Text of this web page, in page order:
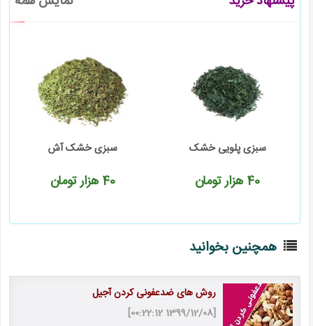
سبزی پلویی خشک
40هزار تومان
سبزی خشک آش
40 هزار تومان
همچنین بخوانید
روش های ضدعفونی کردن آجیل
[1399/12/08 00:22:12]